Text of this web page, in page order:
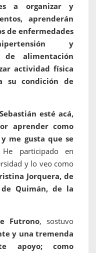
a organizar y
aprenderán
de enfermedades
y
de alimentación
actividad física
su condición de
esté acá,
aprender como
me gusta que se
participado en
y lo veo como
Jorquera, de
de Quimán, de la
Futrono, sostuvo
y una tremenda
apoyo; como